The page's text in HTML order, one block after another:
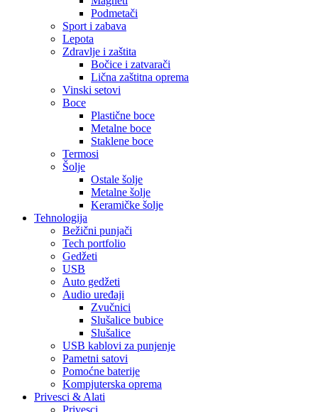
Podmetači
Sport i zabava
Lepota
Zdravlje i zaštita
Bočice i zatvarači
Lična zaštitna oprema
Vinski setovi
Boce
Plastične boce
Metalne boce
Staklene boce
Termosi
Šolje
Ostale šolje
Metalne šolje
Keramičke šolje
Tehnologija
Bežični punjači
Tech portfolio
Gedžeti
USB
Auto gedžeti
Audio uređaji
Zvučnici
Slušalice bubice
Slušalice
USB kablovi za punjenje
Pametni satovi
Pomoćne baterije
Kompjuterska oprema
Privesci & Alati